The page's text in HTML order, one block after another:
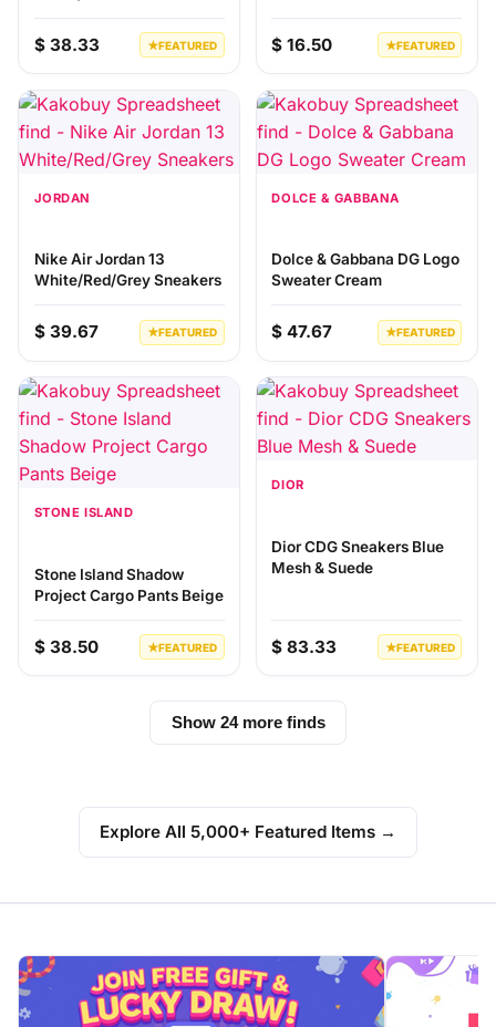
$ 38.33 ★FEATURED $ 16.50 ★FEATURED
JORDAN
Nike Air Jordan 13
White/Red/Grey Sneakers
$ 39.67 ★FEATURED
DOLCE & GABBANA
Dolce & Gabbana DG Logo
Sweater Cream
$ 47.67 ★FEATURED
STONE ISLAND
Stone Island Shadow
Project Cargo Pants Beige
$ 38.50 ★FEATURED
DIOR
Dior CDG Sneakers Blue
Mesh & Suede
$ 83.33 ★FEATURED
Show 24 more finds
Explore All 5,000+ Featured Items →